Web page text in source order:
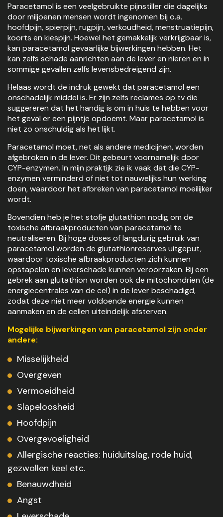
Paracetamol is een veelgebruikte pijnstiller die dagelijks
door miljoenen mensen wordt ingenomen bij o.a.
hoofdpijn, spierpijn, rugpijn, verkoudheid, menstruatiepijn,
koorts en kiespijn. Hoewel het gemakkelijk verkrijgbaar is,
kan paracetamol gevaarlijke bijwerkingen hebben. Het
kan zelfs schade aanrichten aan de lever en nieren en in
sommige gevallen zelfs levensbedreigend zijn.
Helaas wordt de indruk gewekt dat paracetamol een
onschadelijk middel is. Er zijn zelfs reclames op tv die
suggereren dat het handig is om in huis te hebben voor
het geval er een pijntje opdoemt. Maar paracetamol is
niet zo onschuldig als het lijkt.
Paracetamol moet, net als andere medicijnen, worden
afgebroken in de lever. Dit gebeurt voornamelijk door
CYP-enzymen. In mijn praktijk zie ik vaak dat die CYP-
enzymen verminderd of niet tot nauwelijks hun werking
doen, waardoor het afbreken van paracetamol moeilijker
wordt.
Bovendien heb je het stofje glutathion nodig om de
toxische afbraakproducten van paracetamol te
neutraliseren. Bij hoge doses of langdurig gebruik van
paracetamol worden de glutathionreserves uitgeput,
waardoor toxische afbraakproducten zich kunnen
opstapelen en leverschade kunnen veroorzaken. Bij een
gebrek aan glutathion worden ook de mitochondriën (de
energiecentrales van de cel) in de lever beschadigd,
zodat deze niet meer voldoende energie kunnen
aanmaken en de cellen uiteindelijk afsterven.
Mogelijke bijwerkingen van paracetamol zijn onder
andere:
Misselijkheid
Overgeven
Vermoeidheid
Slapeloosheid
Hoofdpijn
Overgevoeligheid
Allergische reacties: huiduitslag, rode huid,
gezwollen keel etc.
Benauwdheid
Angst